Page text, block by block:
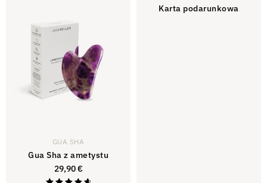
GUA SHA
Gua Sha z ametystu
29,90€
Karta podarunkowa